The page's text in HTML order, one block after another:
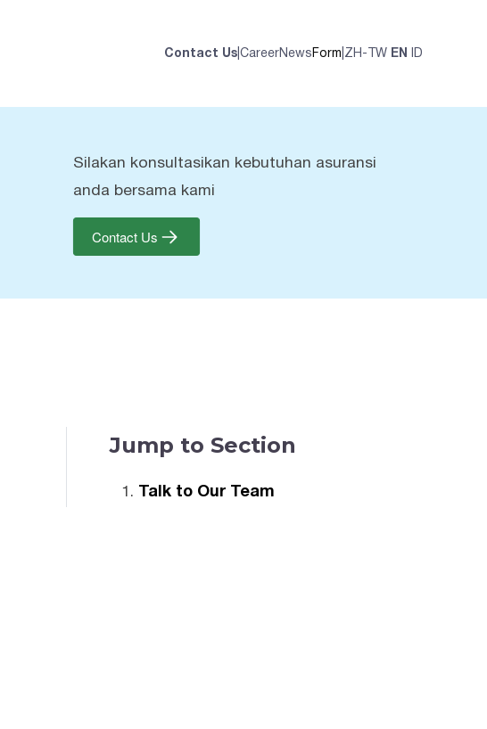
Contact Us CareerNews Form ZH-TW EN ID
Silakan konsultasikan kebutuhan asuransi
anda bersama kami
Contact Us
Jump to Section
Talk to Our Team